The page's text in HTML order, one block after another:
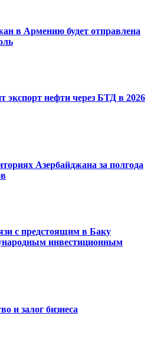
в Армению будет отправлена
экспорт нефти через БТД в 2026
Азербайджана за полгода
с предстоящим в Баку
инвестиционным
и залог бизнеса